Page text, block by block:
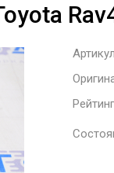
Артикул